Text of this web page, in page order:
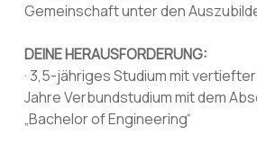
Gemeinschaft unter den
DEINE HERAUSFORDERUNG:
· 3,5-jähriges Studium mit
Jahre Verbundstudium mit dem
„Bachelor of Engineering“